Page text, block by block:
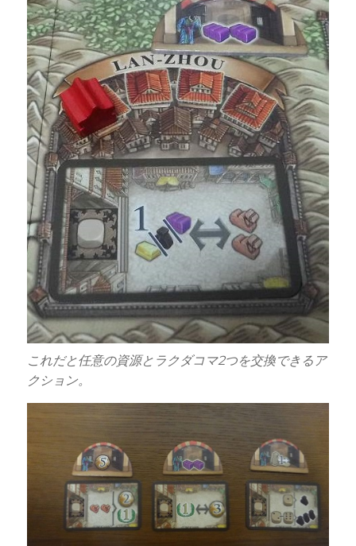
これだと任意の資源とラクダコマ2つを交換できるア
クション。